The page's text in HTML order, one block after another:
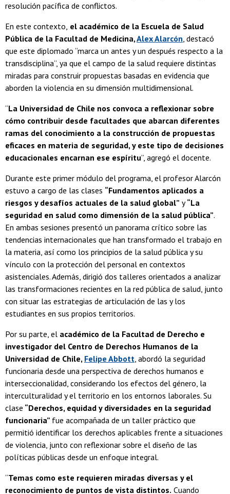
resolución pacífica de conflictos.
En este contexto, el académico de la Escuela de Salud
Pública de la Facultad de Medicina,Alex Alarcón, destacó
que este diplomado “marca un antes y un después respecto a la
transdisciplina”, ya que el campo de la salud requiere distintas
miradas para construir propuestas basadas en evidencia que
aborden la violencia en su dimensión multidimensional.
“La Universidad de Chile nos convoca a reflexionar sobre
cómo contribuir desde facultades que abarcan diferentes
ramas del conocimiento a la construcción de propuestas
eficaces en materia de seguridad, y este tipo de decisiones
educacionales encarnan ese espíritu”, agregó el docente.
Durante este primer módulo del programa, el profesor Alarcón
estuvo a cargo de las clases “Fundamentos aplicados a
riesgos y desafíos actuales de la salud global” y“La
seguridad en salud como dimensión de la salud pública”.
En ambas sesiones presentó un panorama crítico sobre las
tendencias internacionales que han transformado el trabajo en
la materia, así como los principios de la salud pública y su
vínculo con la protección del personal en contextos
asistenciales. Además, dirigió dos talleres orientados a analizar
las transformaciones recientes en la red pública de salud, junto
con situar las estrategias de articulación de las y los
estudiantes en sus propios territorios.
Por su parte, el académico de la Facultad de Derecho e
investigador del Centro de Derechos Humanos de la
Universidad de Chile, Felipe Abbott, abordó la seguridad
funcionaria desde una perspectiva de derechos humanos e
interseccionalidad, considerando los efectos del género, la
interculturalidad y el territorio en los entornos laborales. Su
clase “Derechos, equidad y diversidades en la seguridad
funcionaria” fue acompañada de un taller práctico que
permitió identificar los derechos aplicables frente a situaciones
de violencia, junto con reflexionar sobre el diseño de las
políticas públicas desde un enfoque integral.
“Temas como este requieren miradas diversas y el
reconocimiento de puntos de vista distintos. Cuando